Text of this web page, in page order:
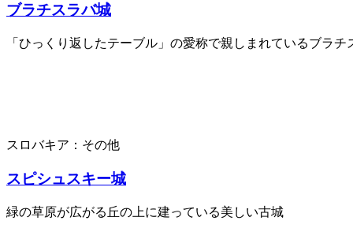
ブラチスラバ城
「ひっくり返したテーブル」の愛称で親しまれているブラ
スロバキア：その他
スピシュスキー城
緑の草原が広がる丘の上に建っている美しい古城